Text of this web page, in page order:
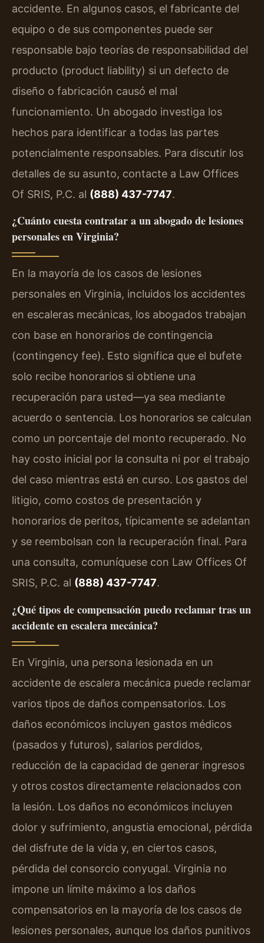
accidente. En algunos casos, el fabricante del
equipo o de sus componentes puede ser
responsable bajo teorías de responsabilidad del
producto (product liability) si un defecto de
diseño o fabricación causó el mal
funcionamiento. Un abogado investiga los
hechos para identificar a todas las partes
potencialmente responsables. Para discutir los
detalles de su asunto, contacte a Law Offices
Of SRIS, P.C. al (888) 437-7747.
¿Cuánto cuesta contratar a un abogado de lesiones
personales en Virginia?
En la mayoría de los casos de lesiones
personales en Virginia, incluidos los accidentes
en escaleras mecánicas, los abogados trabajan
con base en honorarios de contingencia
(contingency fee). Esto significa que el bufete
solo recibe honorarios si obtiene una
recuperación para usted—ya sea mediante
acuerdo o sentencia. Los honorarios se calculan
como un porcentaje del monto recuperado. No
hay costo inicial por la consulta ni por el trabajo
del caso mientras está en curso. Los gastos del
litigio, como costos de presentación y
honorarios de peritos, típicamente se adelantan
y se reembolsan con la recuperación final. Para
una consulta, comuníquese con Law Offices Of
SRIS, P.C. al (888) 437-7747.
¿Qué tipos de compensación puedo reclamar tras un
accidente en escalera mecánica?
En Virginia, una persona lesionada en un
accidente de escalera mecánica puede reclamar
varios tipos de daños compensatorios. Los
daños económicos incluyen gastos médicos
(pasados y futuros), salarios perdidos,
reducción de la capacidad de generar ingresos
y otros costos directamente relacionados con
la lesión. Los daños no económicos incluyen
dolor y sufrimiento, angustia emocional, pérdida
del disfrute de la vida y, en ciertos casos,
pérdida del consorcio conyugal. Virginia no
impone un límite máximo a los daños
compensatorios en la mayoría de los casos de
lesiones personales, aunque los daños punitivos